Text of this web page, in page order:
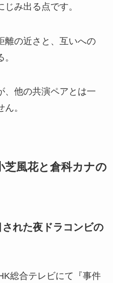
み出る点です。
離の近さと、互いへの
、他の共演ペアとは一
。
芝風花と倉科カナの
れた夜ドラコンビの
総合テレビにて『事件